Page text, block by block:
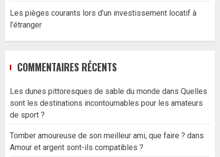
Les pièges courants lors d’un investissement locatif à
l’étranger
COMMENTAIRES RÉCENTS
Les dunes pittoresques de sable du monde dans Quelles
sont les destinations incontournables pour les amateurs
de sport ?
Tomber amoureuse de son meilleur ami, que faire ? dans
Amour et argent sont-ils compatibles ?